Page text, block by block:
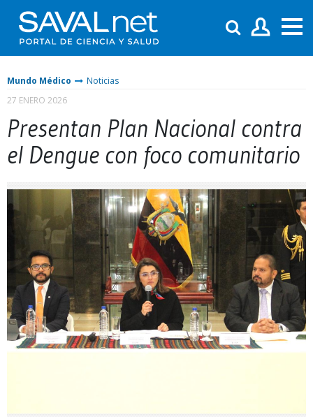
Mundo Médico
Noticias
27 ENERO 2026
Presentan Plan Nacional contra
el Dengue con foco comunitario